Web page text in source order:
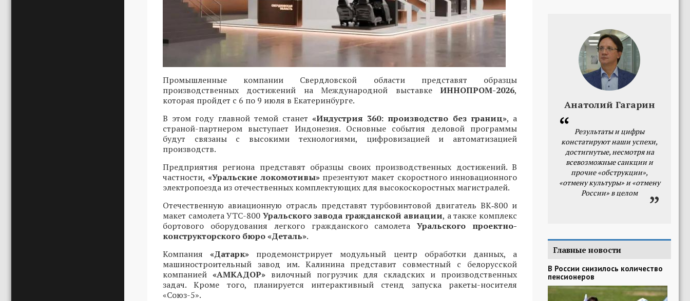
Промышленные компании Свердловской области представят образцы
производственных достижений на Международной выставке ИННОПРОМ-2026,
которая пройдет с 6 по 9 июля в Екатеринбурге.
В этом году главной темой станет«Индустрия 360: производство без границ», а
страной-партнером выступает Индонезия. Основные события деловой программы
будут связаны с высокими технологиями, цифровизацией и автоматизацией
производств.
Предприятия региона представят образцы своих производственных достижений. В
частности, «Уральские локомотивы» презентуют макет скоростного инновационного
электропоезда из отечественных комплектующих для высокоскоростных магистралей.
Отечественную авиационную отрасль представят турбовинтовой двигатель ВК‑800 и
макет самолета УТС-800 Уральского завода гражданской авиации, а также комплекс
бортового оборудования легкого гражданского самолетаУральского проектно-
конструкторского бюро «Деталь».
Компания«Датарк» продемонстрирует модульный центр обработки данных, а
машиностроительный завод им. Калинина представит совместный с белорусской
компанией «АМКАДОР»вилочный погрузчик для складских и производственных
задач. Кроме того, планируется интерактивный стенд запуска ракеты-носителя
«Союз-5».
Анатолий Гагарин
Результаты и цифры
констатируют наши успехи,
достигнутые, несмотря на
всевозможные санкции и
прочие «обструкции»,
«отмену культуры» и «отмену
России» в целом
Главные новости
В России снизилось количество
пенсионеров